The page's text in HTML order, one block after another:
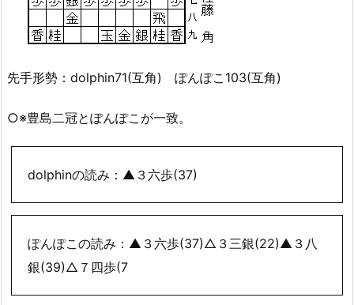
先手形勢：dolphin71(互角) ぽんぽこ103(互角)
○※豊島二冠とぽんぽこが一致。
dolphinの読み：▲３六歩(37)
ぽんぽこの読み：▲３六歩(37)△３三銀(22)▲３八
銀(39)△７四歩(7